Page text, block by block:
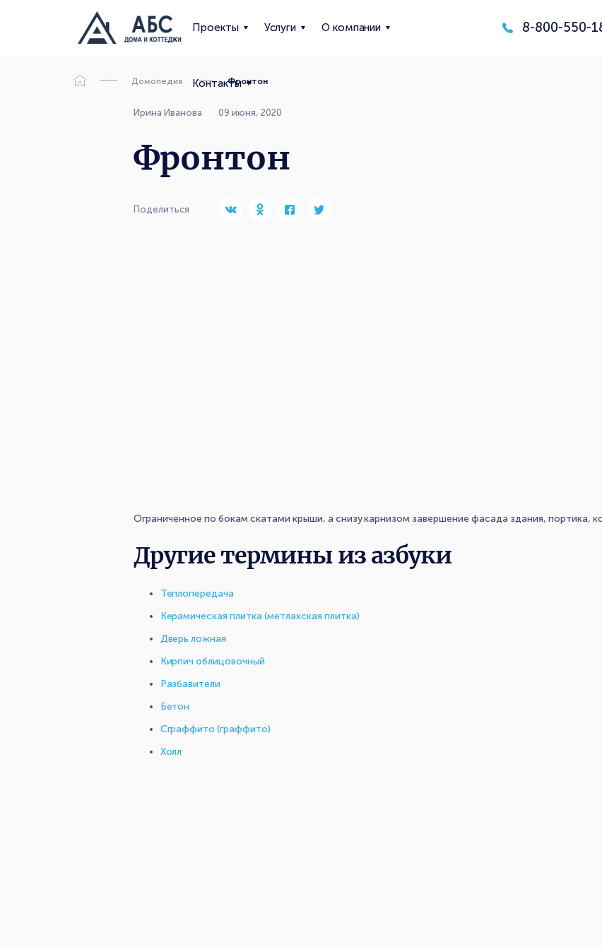
Проекты Услуги О компании
Контакты
8-800-550-
Домопедия Фронтон
Ирина Иванова 09 июня, 2020
Фронтон
Поделиться
Ограниченное по бокам скатами крыши, а снизу карнизом завершение фасада здания, портика,
Другие термины из азбуки
Теплопередача
Керамическая плитка (метлахская плитка)
Дверь ложная
Кирпич облицовочный
Разбавители
Бетон
Сграффито (граффито)
Холл